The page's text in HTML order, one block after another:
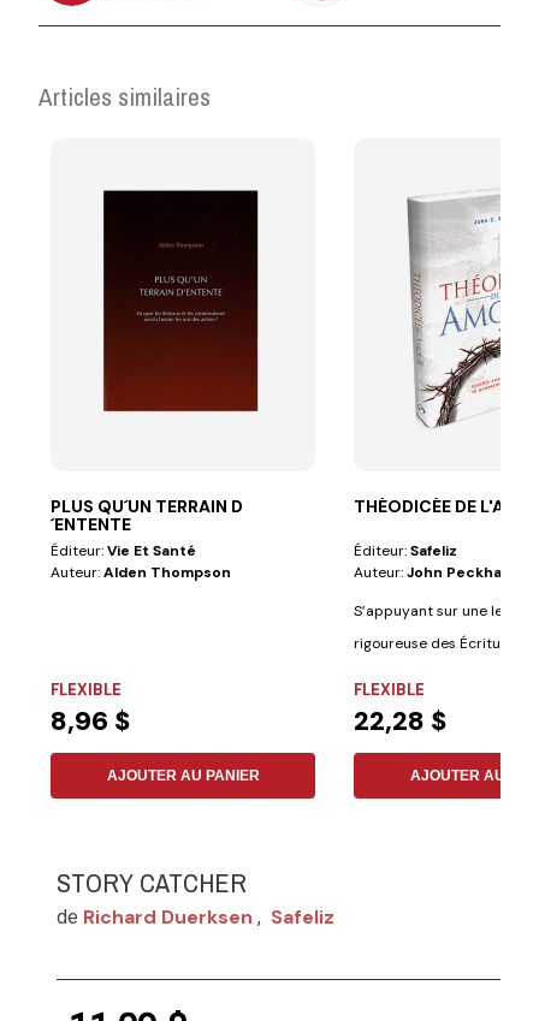
Articles similaires
PLUS QU´UN TERRAIN D
´ENTENTE
Éditeur:Vie Et Santé
Auteur:Alden Thompson
FLEXIBLE
8,96 $
AJOUTER AU PANIER
THÉODICÉE DE
Éditeur:Safeliz
Auteur:John Peckham
S’appuyant sur une
rigoureuse des Écritures,
FLEXIBLE
22,28 $
AJOUTER AU
STORY CATCHER
de Richard Duerksen , Safeliz